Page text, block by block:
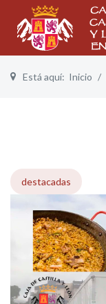
Está aquí: Inicio
destacadas